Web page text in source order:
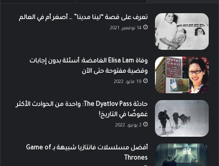
تعرف على قصة “لينا مدينا” … أصغر أم في العالم
14 نوفمبر، 2021
وفاة Elisa Lam الغامضة: أسئلة بدون إجابات
وقضية مفتوحة حتى الآن
19 مايو، 2022
حادثة The Dyatlov Pass: واحدة من الحوادث الأكثر
غموضًا في التاريخ!
2 يونيو، 2022
أفضل مسلسلات فانتازيا شبيهة بـ Game of
Thrones